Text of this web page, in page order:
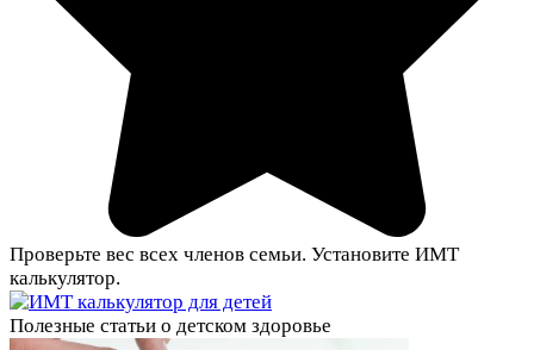
Проверьте вес всех членов семьи. Установите ИМТ
калькулятор.
Полезные статьи о детском здоровье